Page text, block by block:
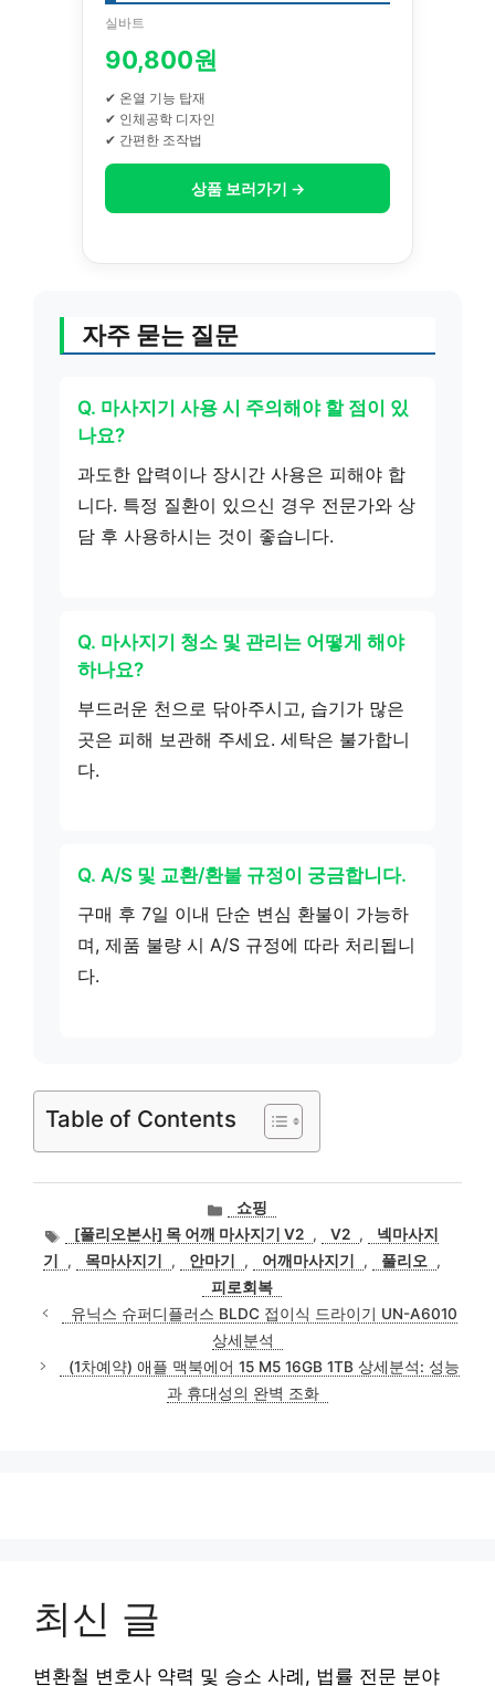
실바트
90,800원
✔ 온열 기능 탑재
✔ 인체공학 디자인
✔ 간편한 조작법
상품 보러가기 →
자주 묻는 질문
Q. 마사지기 사용 시 주의해야 할 점이 있
나요?
과도한 압력이나 장시간 사용은 피해야 합
니다. 특정 질환이 있으신 경우 전문가와 상
담 후 사용하시는 것이 좋습니다.
Q. 마사지기 청소 및 관리는 어떻게 해야
하나요?
부드러운 천으로 닦아주시고, 습기가 많은
곳은 피해 보관해 주세요. 세탁은 불가합니
다.
Q. A/S 및 교환/환불 규정이 궁금합니다.
구매 후 7일 이내 단순 변심 환불이 가능하
며, 제품 불량 시 A/S 규정에 따라 처리됩니
다.
Table of Contents
카
테
고
리
쇼핑
태[풀리오본사] 목 어깨 마사지기 V2 , V2 ,
넥마사지
기
, 목마사지기 , 안마기 , 어깨마사지기 , 풀리오
,
피로회복
유닉스 슈퍼디플러스 BLDC 접이식 드라이기 UN-A6010
상세분석
(1차예약) 애플 맥북에어 15 M5 16GB 1TB 상세분석: 성능
과 휴대성의 완벽 조화
최신 글
변환철 변호사 약력 및 승소 사례, 법률 전문 분야